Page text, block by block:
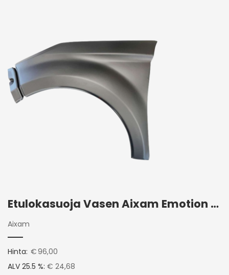
Etulokasuoja Vasen Aixam Emotion 2020+
Aixam
Hinta: €96,00
ALV 25.5 %: € 24,68